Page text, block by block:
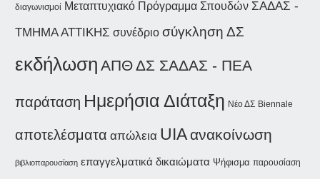
διαγωνισμοί Μεταπτυχιακό Πρόγραμμα Σπουδών ΣΑΔΑΣ -
ΤΜΗΜΑ ΑΤΤΙΚΗΣ συνέδριο σύγκληση ΔΣ
εκδήλωση ΑΠΘΔΣ ΣΑΔΑΣ - ΠΕΑ
παράταση Ημερήσια Διάταξη Νέο ΔΣ Biennale
αποτελέσματα απώλεια UIA ανακοίνωση
βιβλιοπαρουσίαση επαγγελματικά δικαιώματα Ψήφισμα παρουσίαση